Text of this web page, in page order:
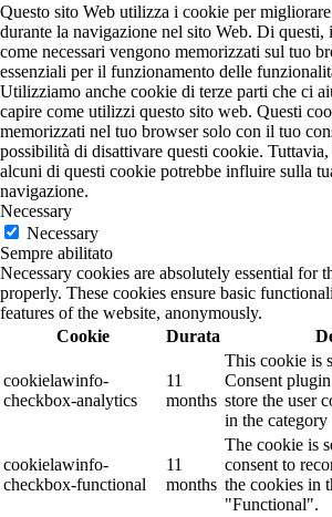
Questo sito Web utilizza i cookie per migliorare
durante la navigazione nel sito Web. Di questi,
come necessari vengono memorizzati sul tuo
essenziali per il funzionamento delle
Utilizziamo anche cookie di terze parti che ci
capire come utilizzi questo sito web. Questi
memorizzati nel tuo browser solo con il tuo
possibilità di disattivare questi cookie.
alcuni di questi cookie potrebbe influire sulla
navigazione.
Necessary
Necessary
Sempre abilitato
Necessary cookies are absolutely essential for
properly. These cookies ensure basic
features of the website, anonymously.
Cookie
Durata
cookielawinfo-
checkbox-analytics
11
months
This cookie is
Consent
store the user
in the
cookielawinfo-
checkbox-functional
11
months
The cookie is
consent to
the cookies in
"Functional".